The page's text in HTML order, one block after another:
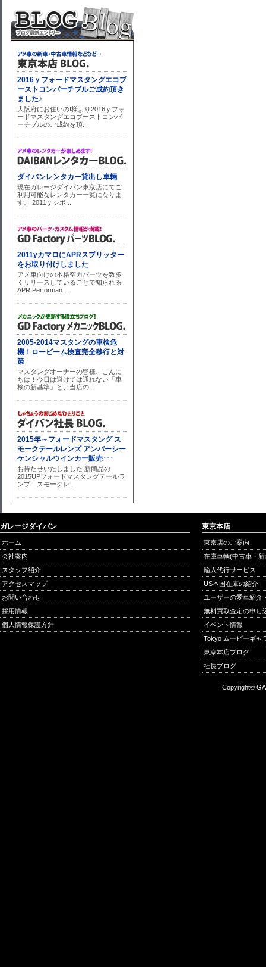
ガレージダイバン
ホーム
会社案内
スタッフ紹介
アクセスマップ
お問い合わせ
採用情報
個人情報保護方針
東京本店
東京店のご案内
在庫車輌(中古車・
輸入代行サービス
US本国在庫の紹介
ユーザーの愛車紹介
無料買取査定の申し
イベント情報
Tokyo ムービーギャ
東京本店ブログ
社長ブログ
Copyright©